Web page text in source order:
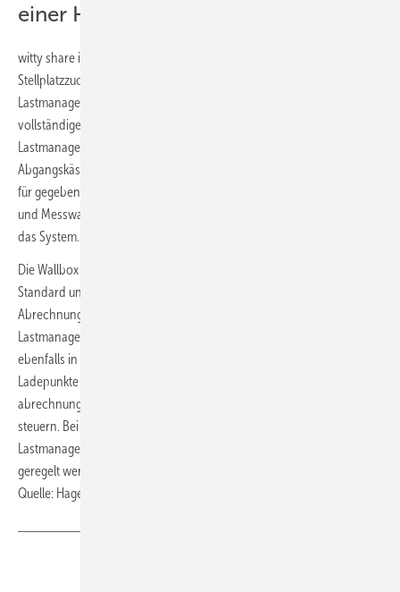
einer Hand
witty share ist eine Komplettlösung für die feste oder flexible
Stellplatzzuordnung. Sie umfasst nicht nur Wallboxen und
Lastmanager, sondern auch alle benötigten Komponenten für eine
vollständige Ladeinfrastruktur – von der Technikzentrale univers Z mit
Lastmanagementfeld über die Stromschiene unibar M bis hin zu
Abgangskästen für den Anschluss der Wallbox. Ein Einspeisegehäuse
für gegebenenfalls erforderliche Stromwandler im Vorzählerbereich
und Messwandler für ein dynamisches Lastmanagement ergänzen
das System.
Die Wallbox mit bis zu 22 kW Ladeleistung ist verfügbar als witty share
Standard und als MessEG-konforme witty share für gängige
Abrechnungssysteme auf OCPP 1.6-Basis. Den zugehörigen
Lastmanager für statisches und dynamisches Lastmanagement gibt es
ebenfalls in zwei Varianten: Als XEM510 steuert er bis zu zehn
Ladepunkte für lokale Anwendungen ohne externe Abrechnung. Das
abrechnungsfähige Modell XEM520 kann bis zu 40 Ladepunkte
steuern. Bei Bedarf können bei statischem Lastmanagement mehrere
Lastmanager parallel installiert und somit mehr als 40 Ladestationen
geregelt werden. ■
Quelle: Hager / ml